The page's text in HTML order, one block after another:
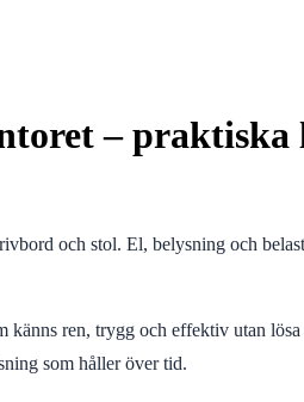
–
och stol. El, belysning och
känns ren, trygg och effektiv utan
som håller över tid.